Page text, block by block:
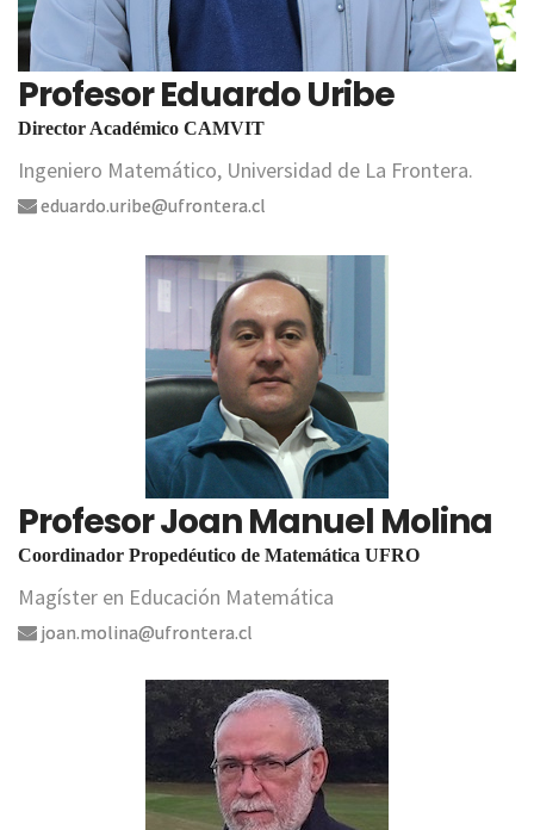
Profesor Eduardo Uribe
Director Académico CAMVIT
Ingeniero Matemático, Universidad de La Frontera.
eduardo.uribe@ufrontera.cl
Profesor Joan Manuel Molina
Coordinador Propedéutico de Matemática UFRO
Magíster en Educación Matemática
joan.molina@ufrontera.cl